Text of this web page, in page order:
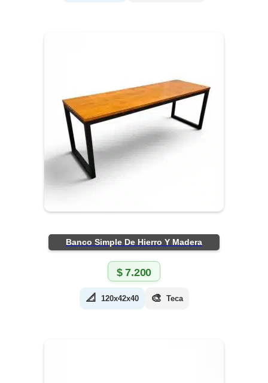
Banco Simple De Hierro Y Madera
$7.200
📐 120x42x40 🎨 Teca